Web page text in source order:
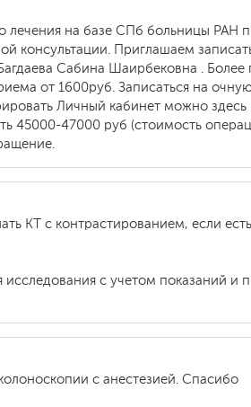
лечения на базе СПб больницы
консультации. Приглашаем
Сабина Шаирбековна .
от 1600руб. Записаться на
Личный кабинет можно здесь
45000-47000 руб (стоимость
КТ с контрастированием, если
с учетом показаний и
с анестезией. Спасибо